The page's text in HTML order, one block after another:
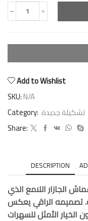
Add to Wishlist
SKU:N/A
Category: تشكيلة جديدة
Share:
DESCRIPTION
الجازار اللامع الذي
تصميمه الراقي يعكس
الأمثل للسهرات